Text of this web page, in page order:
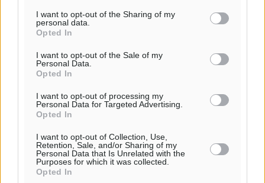
I want to opt-out of the Sharing of my
personal data.
Opted In
I want to opt-out of the Sale of my
Personal Data.
Opted In
I want to opt-out of processing my
Personal Data for Targeted Advertising.
Opted In
I want to opt-out of Collection, Use,
Retention, Sale, and/or Sharing of my
Personal Data that Is Unrelated with the
Purposes for which it was collected.
Opted In
Υπενθύμιση:
Για την μερική αναπαραγωγή της είδησης από άλλες
ιστοσελίδες είναι απαραίτητη η χρήση του παρακάτω